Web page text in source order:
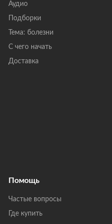
Аудио
Подборки
Тема: болезни
С чего начать
Доставка
Помощь
Частые вопросы
Где купить